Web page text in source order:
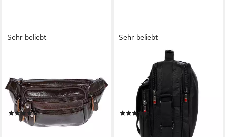
Sehr beliebt
Bauchtasche für Herren
Damen Schwarz Braun (1 tlg),
Waistbag Hüfttasche Waist
Bag
(36)
24,95 € UVP39,95 €
Sehr beliebt
CHRISTIAN WIPPERMANN
Umhängetasche
Umhängetasche Laptoptasche
17 Zoll Herren Tasche,
Messenger Bag Damen
Schwarz
39,95 € UVP 59,95 €